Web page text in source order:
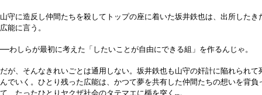
山守に造反し仲間たちを殺してトップの座に着いた坂井鉄也は、出所したき
広能に言う。
──わしらが最初に考えた「したいことが自由にできる組」を作るんじゃ。
だが、そんなきれいごとは通用しない。坂井鉄也も山守の奸計に陥れられて
んでいく。ひとり残った広能は、かつて夢を共有した仲間たちの想いを背負
て、たったひとりヤクザ社会のタテマエに楯を突く…。